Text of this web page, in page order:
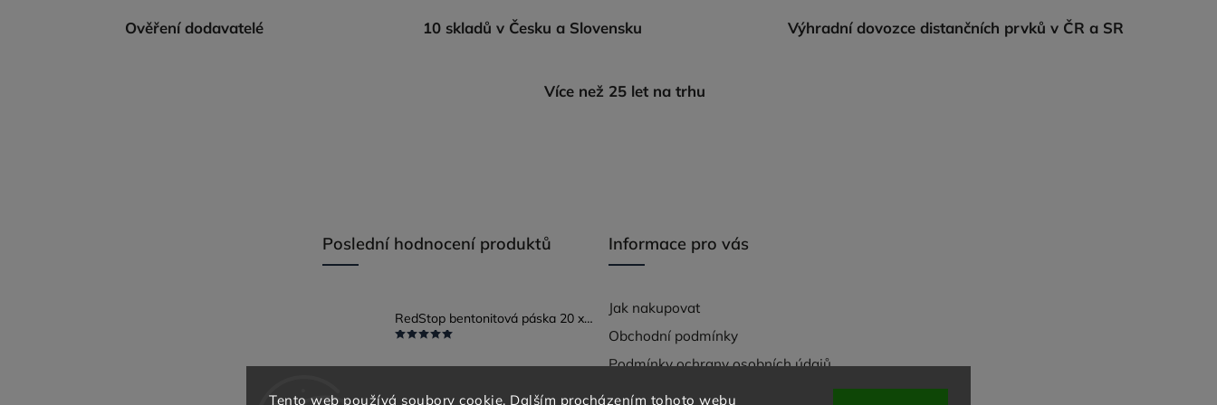
Tento web používá soubory cookie. Dalším procházením tohoto webu
Ověření dodavatelé 10 skladů v Česku a Slovensku Výhradní dovozce distančních prvků v ČR a SR
Více než 25 let na trhu
Poslední hodnocení produktů
RedStop bentonitová páska 20 x 25
Informace pro vás
Jak nakupovat
Obchodní podmínky
Podmínky ochrany osobních údajů